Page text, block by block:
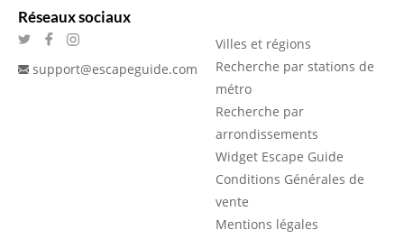
Réseaux sociaux
support@escapeguide.com
Villes et régions
Recherche par stations de
métro
Recherche par
arrondissements
Widget Escape Guide
Conditions Générales de
vente
Mentions légales